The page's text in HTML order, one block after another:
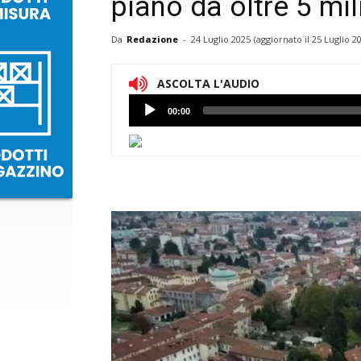
piano da oltre 5
Da Redazione - 24 Luglio 2025 (aggiornato il 25 Luglio
ASCOLTA L'AUDIO
Lettore
Audio
00:00